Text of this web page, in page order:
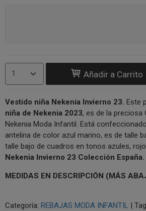
Añadir a Carrito
Vestido niña Nekenia Invierno 23. Este
niña de Nekenia 2023, es de la preciosa
Nekenia Moda Infantil. Está
antelina de color azul marino, es de talle
talle bajo de cuadros en tonos azules,
Nekenia Invierno 23 Colección España.
MEDIDAS EN DESCRIPCIÓN (MÁS
Categoría: REBAJAS MODA INFANTIL